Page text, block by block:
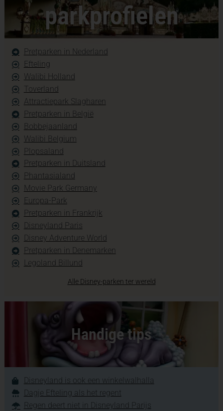
parkprofielen
Pretparken in Nederland
Efteling
Walibi Holland
Toverland
Attractiepark Slagharen
Pretparken in België
Bobbejaanland
Walibi Belgium
Plopsaland
Pretparken in Duitsland
Phantasialand
Movie Park Germany
Europa-Park
Pretparken in Frankrijk
Disneyland Paris
Disney Adventure World
Pretparken in Denemarken
Legoland Billund
Alle Disney-parken ter wereld
Handige tips
Disneyland is ook een winkelwalhalla
Dagje Efteling als het regent
Regen deert niet in Disneyland Parijs